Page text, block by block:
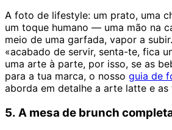
A foto de lifestyle: um prato, uma
um toque humano — uma mão na
meio de uma garfada, vapor a
«acabado de servir, senta-te, fica
uma arte à parte, por isso, se as
para a tua marca, o nosso guia de
aborda em detalhe a arte latte e
5. A mesa de brunch